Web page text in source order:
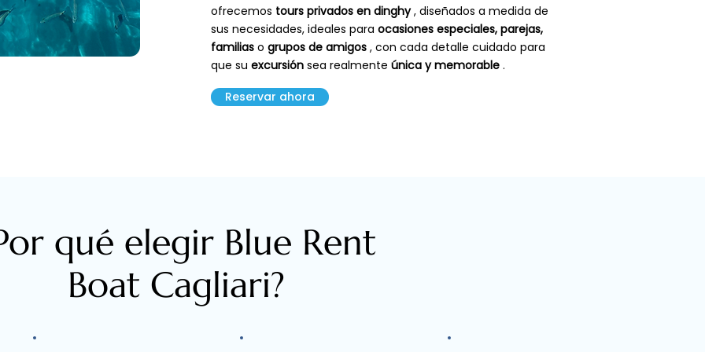
ofrecemos tours privados en dinghy, diseñados a medida de
sus necesidades, ideales para ocasiones especiales, parejas,
familias o grupos de amigos , con cada detalle cuidado para
que su excursión sea realmente única y memorable .
Reservar ahora
qué elegir Blue Rent
Boat Cagliari?